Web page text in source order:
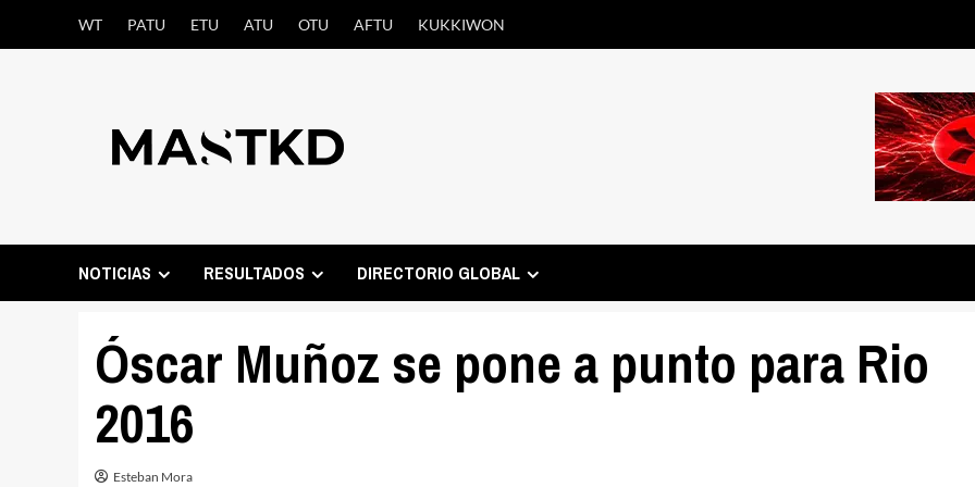
WT PATU ETU ATU OTU AFTU KUKKIWON
NOTICIAS RESULTADOS DIRECTORIO GLOBAL
Óscar Muñoz se pone a punto para Rio
2016
Esteban Mora